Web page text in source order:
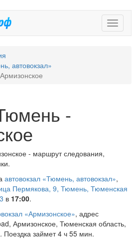
автовокзал»
-
- маршрут следования,
автовокзал «Тюмень, автовокзал»,
Пермякова, 9, Тюмень, Тюменская
в 17:00.
«Армизонское», адрес
Армизонское, Тюменская область,
. Поездка займет 4 ч 55 мин.